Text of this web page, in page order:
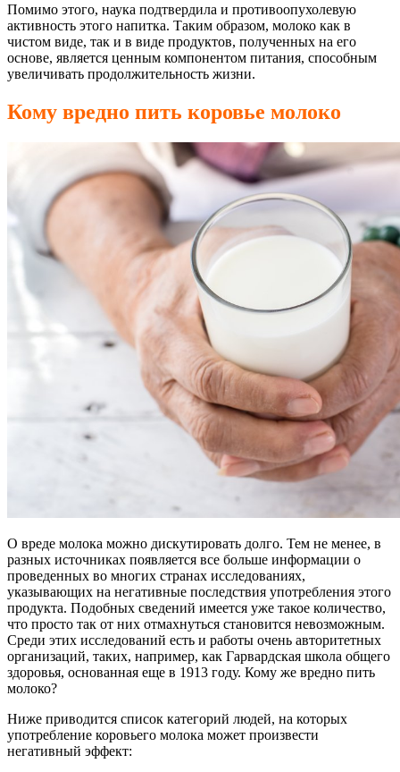
Помимо этого, наука подтвердила и противоопухолевую
активность этого напитка. Таким образом, молоко как в
чистом виде, так и в виде продуктов, полученных на его
основе, является ценным компонентом питания, способным
увеличивать продолжительность жизни.
Кому вредно пить коровье молоко
О вреде молока можно дискутировать долго. Тем не менее, в
разных источниках появляется все больше информации о
проведенных во многих странах исследованиях,
указывающих на негативные последствия употребления этого
продукта. Подобных сведений имеется уже такое количество,
что просто так от них отмахнуться становится невозможным.
Среди этих исследований есть и работы очень авторитетных
организаций, таких, например, как Гарвардская школа общего
здоровья, основанная еще в 1913 году. Кому же вредно пить
молоко?
Ниже приводится список категорий людей, на которых
употребление коровьего молока может произвести
негативный эффект: